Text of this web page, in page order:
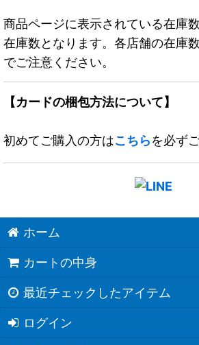
商品ページに表示されている在庫
在庫数となります。各店舗の在庫
でご注意ください。
【カードの梱包方法について】
初めてご購入の方はこちらを必ず
ホーム
カートの中身
最近チェックしたアイテム
ログイン